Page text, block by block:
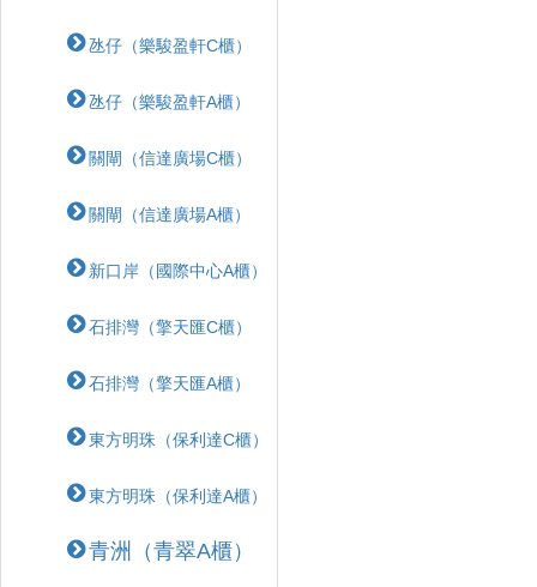
氹仔（樂駿盈軒C櫃）
氹仔（樂駿盈軒A櫃）
關閘（信達廣場C櫃）
關閘（信達廣場A櫃）
新口岸（國際中心A櫃）
石排灣（擎天匯C櫃）
石排灣（擎天匯A櫃）
東方明珠（保利達C櫃）
東方明珠（保利達A櫃）
青洲（青翠A櫃）